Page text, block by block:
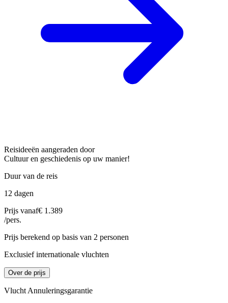
Reisideeën aangeraden door
Cultuur en geschiedenis op uw manier!
Duur van de reis
12 dagen
Prijs vanaf€ 1.389
/pers.
Prijs berekend op basis van 2 personen
Exclusief internationale vluchten
Over de prijs
Vlucht Annuleringsgarantie